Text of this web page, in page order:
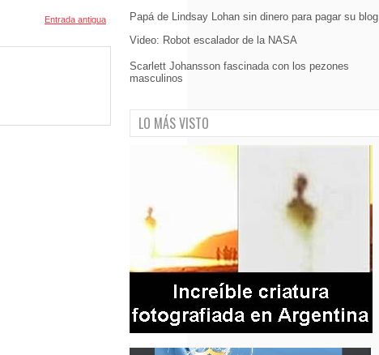
Entrada antigua
Papá de Lindsay Lohan sin dinero para pagar su blog
Video: Robot escalador de la NASA
Scarlett Johansson fascinada con los pezones
masculinos
LO MÁS VISTO